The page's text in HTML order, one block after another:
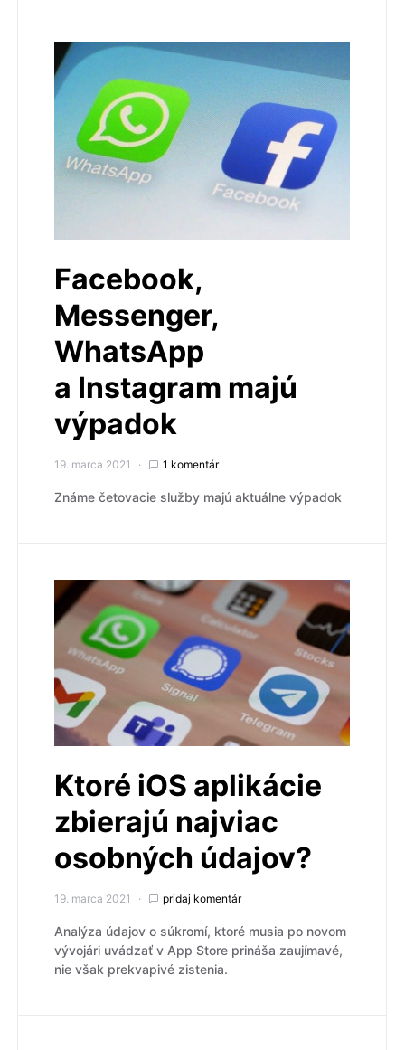
Facebook,
Messenger,
WhatsApp
a Instagram majú
výpadok
19. marca 2021 1 komentár
Známe četovacie služby majú aktuálne výpadok
Ktoré iOS aplikácie
zbierajú najviac
osobných údajov?
19. marca 2021 pridaj komentár
Analýza údajov o súkromí, ktoré musia po novom
vývojári uvádzať v App Store prináša zaujímavé,
nie však prekvapivé zistenia.